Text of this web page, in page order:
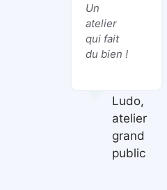
Un
atelier
qui fait
du bien !
Ludo,
atelier
grand
public